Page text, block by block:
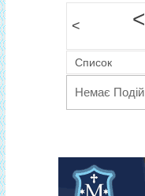
< <
Список
Немає Подій